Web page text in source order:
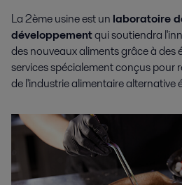
La 2ème usine est un laboratoire
développementqui soutiendra
des nouveaux aliments grâce à des
services spécialement conçus pour
de l'industrie alimentaire alternative